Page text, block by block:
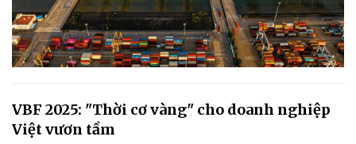
VBF 2025: "Thời cơ vàng" cho doanh nghiệp
Việt vươn tầm